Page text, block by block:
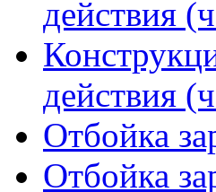
действия
действия
Отбойка
Отбойка